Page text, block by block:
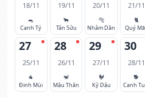
18/11
🐀
Canh Tý
19/11
🐂
Tân Sửu
20/11
🐅
Nhâm Dần
21/11
🐈
Quý
27
25/11
🐐
Đinh Mùi
28
26/11
🐒
Mậu Thân
29
27/11
🐓
Kỷ Dậu
30
28/11
🐕
Canh